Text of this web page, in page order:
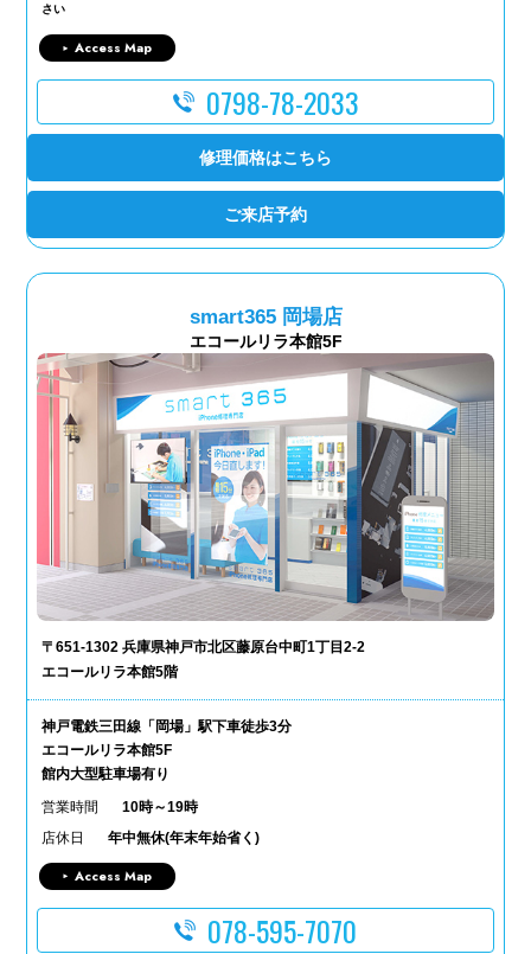
さい
Access Map
0798-78-2033
修理価格はこちら
ご来店予約
smart365 岡場店
エコールリラ本館5F
〒651-1302 兵庫県神戸市北区藤原台中町1丁目2-2
エコールリラ本館5階
神戸電鉄三田線「岡場」駅下車徒歩3分
エコールリラ本館5F
館内大型駐車場有り
営業時間
10時～19時
店休日
年中無休(年末年始省く)
Access Map
078-595-7070